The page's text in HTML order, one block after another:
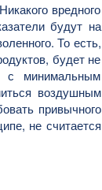
вредного
будут на
То есть,
будет не
минимальным
воздушным
привычного
не считается